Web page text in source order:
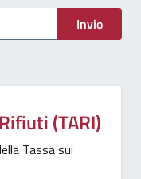
Invio
(TARI)
Tassa sui